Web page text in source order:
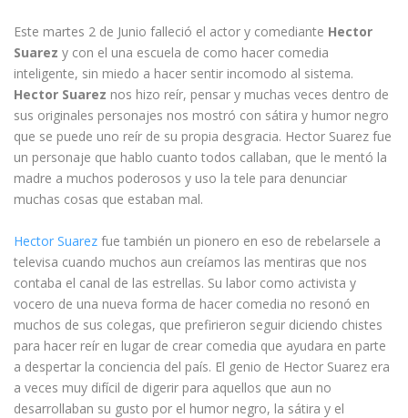
Este martes 2 de Junio falleció el actor y comediante Hector
Suarez y con el una escuela de como hacer comedia
inteligente, sin miedo a hacer sentir incomodo al sistema.
Hector Suarez nos hizo reír, pensar y muchas veces dentro de
sus originales personajes nos mostró con sátira y humor negro
que se puede uno reír de su propia desgracia. Hector Suarez fue
un personaje que hablo cuanto todos callaban, que le mentó la
madre a muchos poderosos y uso la tele para denunciar
muchas cosas que estaban mal.
Hector Suarez fue también un pionero en eso de rebelarsele a
televisa cuando muchos aun creíamos las mentiras que nos
contaba el canal de las estrellas. Su labor como activista y
vocero de una nueva forma de hacer comedia no resonó en
muchos de sus colegas, que prefirieron seguir diciendo chistes
para hacer reír en lugar de crear comedia que ayudara en parte
a despertar la conciencia del país. El genio de Hector Suarez era
a veces muy difícil de digerir para aquellos que aun no
desarrollaban su gusto por el humor negro, la sátira y el